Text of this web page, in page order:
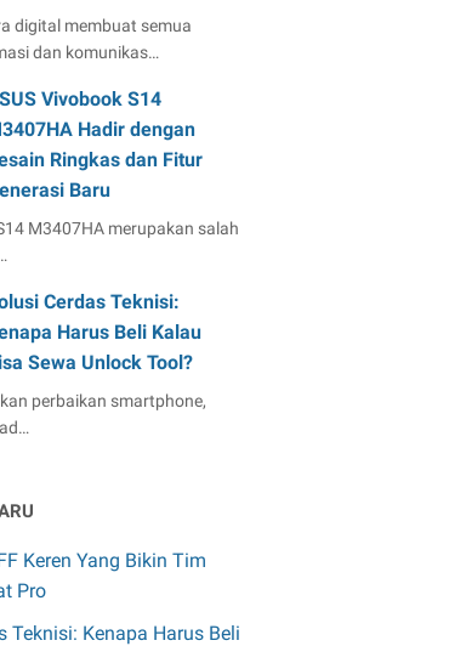
digital membuat semua
dan komunikas…
Vivobook S14
Hadir dengan
Ringkas dan Fitur
Baru
M3407HA merupakan salah
Cerdas Teknisi:
Harus Beli Kalau
Sewa Unlock Tool?
perbaikan smartphone,
Keren Yang Bikin Tim
Pro
Teknisi: Kenapa Harus Beli